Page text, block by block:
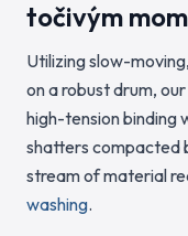
točivým
Utilizing slow-
on a robust drum,
high-tension binding
shatters compacted
stream of material
washing.